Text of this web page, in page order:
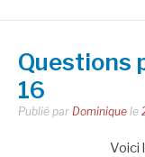
Questions
16
Publié par Dominique le
Voici